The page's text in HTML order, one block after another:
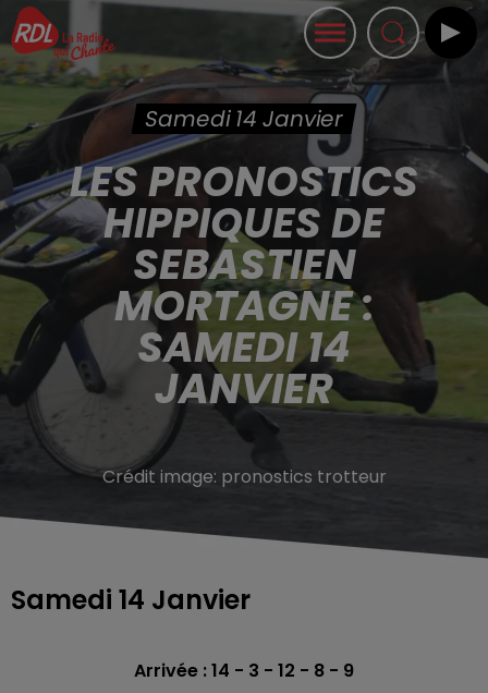
Samedi 14 Janvier
LES PRONOSTICS
HIPPIQUES DE
SEBASTIEN
MORTAGNE :
SAMEDI 14
JANVIER
Crédit image: pronostics trotteur
Samedi 14 Janvier
Arrivée : 14 - 3 - 12 - 8 - 9